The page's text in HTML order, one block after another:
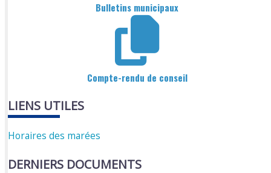
Bulletins municipaux
Compte-rendu de conseil
LIENS UTILES
Horaires des marées
DERNIERS DOCUMENTS